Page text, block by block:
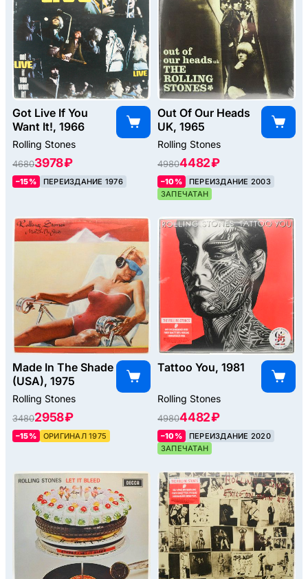
Got Live If You
Want It!, 1966
Rolling Stones
46803978 ₽
–15% ПЕРЕИЗДАНИЕ 1976
Out Of Our Heads
UK, 1965
Rolling Stones
49804482 ₽
–10%
ПЕРЕИЗДАНИЕ 2003
ЗАПЕЧАТАН
Made In The Shade
(USA), 1975
Rolling Stones
34802958 ₽
–15% ОРИГИНАЛ 1975
Tattoo You, 1981
Rolling Stones
49804482 ₽
–10%
ПЕРЕИЗДАНИЕ 2020
ЗАПЕЧАТАН